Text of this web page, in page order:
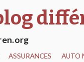
ASSURANCES AUTO